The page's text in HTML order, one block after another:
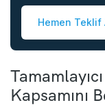
Hemen Teklif
Kapsamını